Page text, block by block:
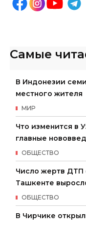
Самые
В Индонезии
местного жителя
МИР
Что изменится в
главные
ОБЩЕСТВО
Число жертв ДТП
Ташкенте
ОБЩЕСТВО
В Чирчике